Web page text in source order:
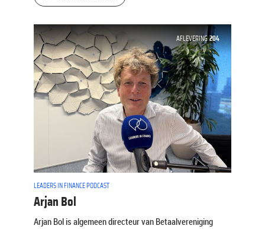
AFLEVERING 204
LEADERS IN FINANCE PODCAST
Arjan Bol
Arjan Bol is algemeen directeur van Betaalvereniging